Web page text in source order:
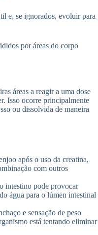
e, se ignorados, evoluir para
por áreas do corpo
áreas a reagir a uma dose
Isso ocorre principalmente
ou dissolvida de maneira
após o uso da creatina,
com outros
intestino pode provocar
água para o lúmen intestinal
e sensação de peso
está tentando eliminar